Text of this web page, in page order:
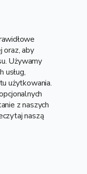
oraz, aby
Używamy
usług,
użytkowania.
z naszych
naszą
stopu EN 6060,
spawalne. Ich
budownictwie i
kg. Waga produktu